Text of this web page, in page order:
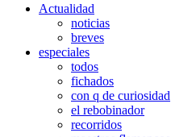
Actualidad
noticias
breves
especiales
todos
fichados
con q de curiosidad
el rebobinador
recorridos